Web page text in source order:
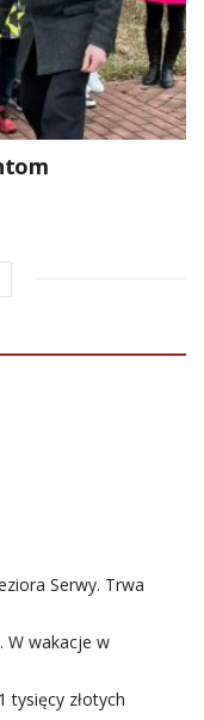
Serwy. Trwa
W wakacje w
tysięcy złotych